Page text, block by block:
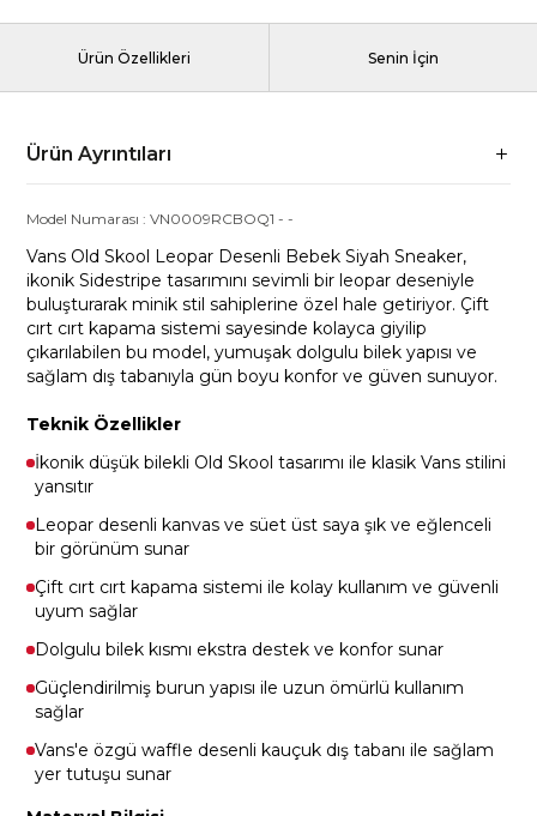
Ürün Özellikleri Senin İçin
Ürün Ayrıntıları
Model Numarası :VN0009RCBOQ1 --
Vans Old Skool Leopar Desenli Bebek Siyah Sneaker,
ikonik Sidestripe tasarımını sevimli bir leopar deseniyle
buluşturarak minik stil sahiplerine özel hale getiriyor. Çift
cırt cırt kapama sistemi sayesinde kolayca giyilip
çıkarılabilen bu model, yumuşak dolgulu bilek yapısı ve
sağlam dış tabanıyla gün boyu konfor ve güven sunuyor.
Teknik Özellikler
İkonik düşük bilekli Old Skool tasarımı ile klasik Vans stilini
yansıtır
Leopar desenli kanvas ve süet üst saya şık ve eğlenceli
bir görünüm sunar
Çift cırt cırt kapama sistemi ile kolay kullanım ve güvenli
uyum sağlar
Dolgulu bilek kısmı ekstra destek ve konfor sunar
Güçlendirilmiş burun yapısı ile uzun ömürlü kullanım
sağlar
Vans'e özgü waffle desenli kauçuk dış tabanı ile sağlam
yer tutuşu sunar